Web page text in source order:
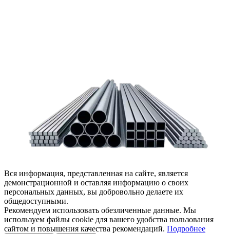
Вся информация, представленная на сайте, является
демонстрационной и оставляя информацию о своих
персональных данных, вы добровольно делаете их
общедоступными.
Рекомендуем использовать обезличенные данные. Мы
используем файлы cookie для вашего удобства пользования
сайтом и повышения качества рекомендаций. Подробнее